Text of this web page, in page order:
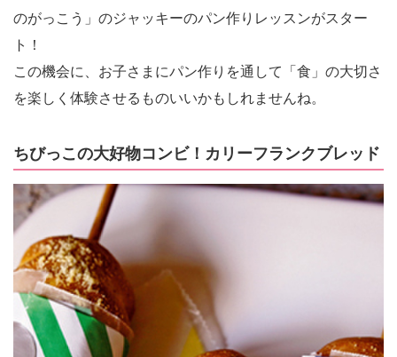
のがっこう」のジャッキーのパン作りレッスンがスター
ト！
この機会に、お子さまにパン作りを通して「食」の大切さ
を楽しく体験させるものいいかもしれませんね。
ちびっこの大好物コンビ！カリーフランクブレッド